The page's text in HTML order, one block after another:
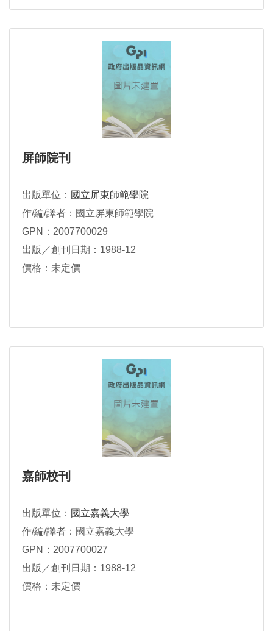
屏師院刊
出版單位： 國立屏東師範學院
作/編/譯者：國立屏東師範學院
GPN：2007700029
出版／創刊日期：1988-12
價格：未定價
嘉師校刊
出版單位： 國立嘉義大學
作/編/譯者：國立嘉義大學
GPN：2007700027
出版／創刊日期：1988-12
價格：未定價